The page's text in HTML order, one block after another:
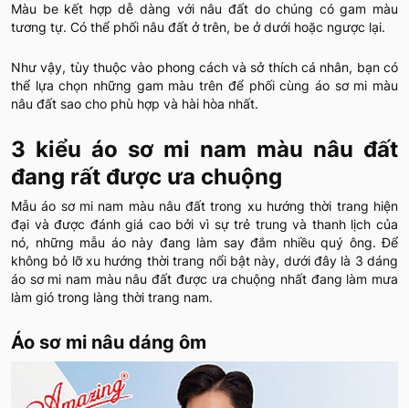
Màu be kết hợp dễ dàng với nâu đất do chúng có gam màu
tương tự. Có thể phối nâu đất ở trên, be ở dưới hoặc ngược lại.
Như vậy, tùy thuộc vào phong cách và sở thích cá nhân, bạn có
thể lựa chọn những gam màu trên để phối cùng áo sơ mi màu
nâu đất sao cho phù hợp và hài hòa nhất.
3 kiểu áo sơ mi nam màu nâu đất
đang rất được ưa chuộng
Mẫu áo sơ mi nam màu nâu đất trong xu hướng thời trang hiện
đại và được đánh giá cao bởi vì sự trẻ trung và thanh lịch của
nó, những mẫu áo này đang làm say đắm nhiều quý ông. Để
không bỏ lỡ xu hướng thời trang nổi bật này, dưới đây là 3 dáng
áo sơ mi nam màu nâu đất được ưa chuộng nhất đang làm mưa
làm gió trong làng thời trang nam.
Áo sơ mi nâu dáng ôm